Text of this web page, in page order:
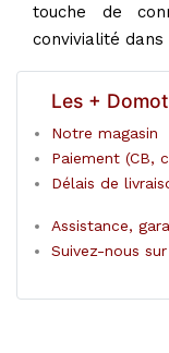
touche de
convivialité dans
Les +
Notre magasin
Paiement (CB,
Délais de
Assistance,
Suivez-nous